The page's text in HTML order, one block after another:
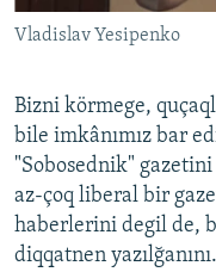
Vladislav Yesipenko
Bizni körmege,
bile imkânımız bar
"Sobosednik"
az-çoq liberal bir
haberlerini degil de,
diqqatnen yazılğanını.